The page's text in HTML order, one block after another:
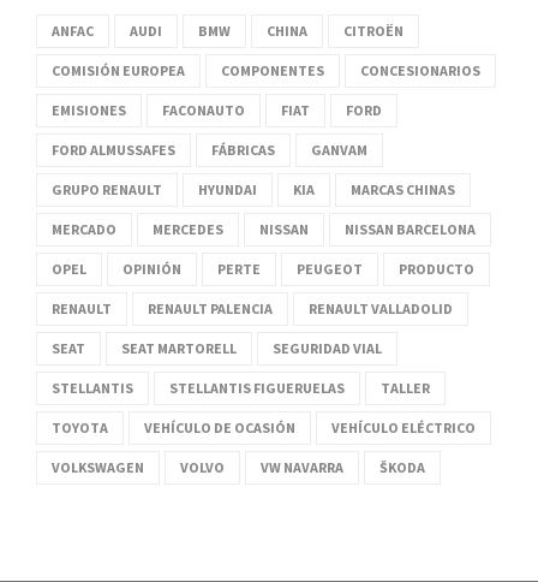
ANFAC AUDI BMW CHINA CITROËN
COMISIÓN EUROPEA COMPONENTES CONCESIONARIOS
EMISIONES FACONAUTO FIAT FORD
FORD ALMUSSAFES FÁBRICAS GANVAM
GRUPO RENAULT HYUNDAI KIA MARCAS CHINAS
MERCADO MERCEDES NISSAN NISSAN BARCELONA
OPEL OPINIÓN PERTE PEUGEOT PRODUCTO
RENAULT RENAULT PALENCIA RENAULT VALLADOLID
SEAT SEAT MARTORELL SEGURIDAD VIAL
STELLANTIS STELLANTIS FIGUERUELAS TALLER
TOYOTA VEHÍCULO DE OCASIÓN VEHÍCULO ELÉCTRICO
VOLKSWAGEN VOLVO VW NAVARRA ŠKODA